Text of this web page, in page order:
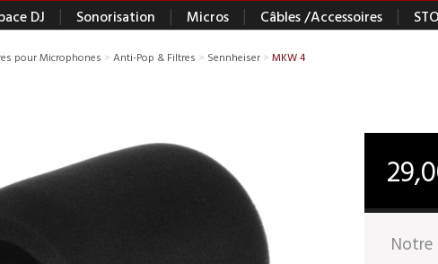
DJ | Sonorisation | Micros | Câbles /Accessoires |
pour Microphones > Anti-Pop & Filtres > Sennheiser > MKW 4
Notre